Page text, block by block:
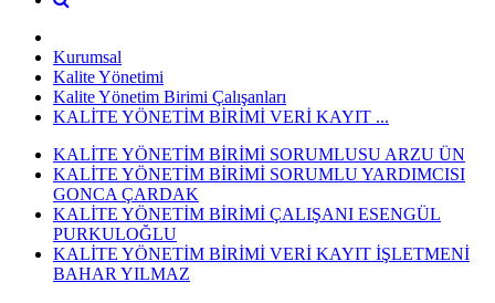
Kurumsal
Kalite Yönetimi
Kalite Yönetim Birimi Çalışanları
KALİTE YÖNETİM BİRİMİ VERİ KAYIT ...
KALİTE YÖNETİM BİRİMİ SORUMLUSU ARZU ÜN
KALİTE YÖNETİM BİRİMİ SORUMLU YARDIMCISI
GONCA ÇARDAK
KALİTE YÖNETİM BİRİMİ ÇALIŞANI ESENGÜL
PURKULOĞLU
KALİTE YÖNETİM BİRİMİ VERİ KAYIT İŞLETMENİ
BAHAR YILMAZ